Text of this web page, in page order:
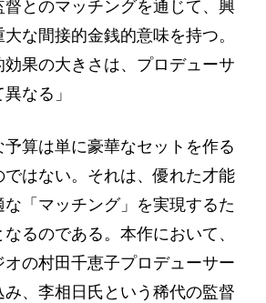
督とのマッチングを通じて、興
な間接的金銭的意味を持つ。
果の大きさは、プロデューサ
なる」
算は単に豪華なセットを作る
ではない。それは、優れた才能
「マッチング」を実現するた
るのである。本作において、
オの村田千恵子プロデューサー
み、李相日氏という稀代の監督